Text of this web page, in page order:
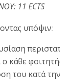
11 ECTS
υπόψιν:
ο κάθε φοιτητής
του κατά την